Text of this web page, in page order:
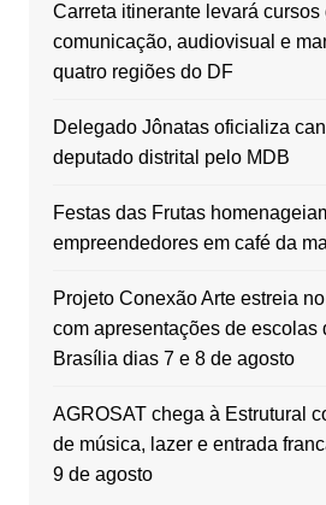
Carreta itinerante levará cursos
comunicação, audiovisual e
quatro regiões do DF
Delegado Jônatas oficializa
deputado distrital pelo MDB
Festas das Frutas
empreendedores em café da
Projeto Conexão Arte estreia
com apresentações de escolas
Brasília dias 7 e 8 de agosto
AGROSAT chega à Estrutural
de música, lazer e entrada
9 de agosto